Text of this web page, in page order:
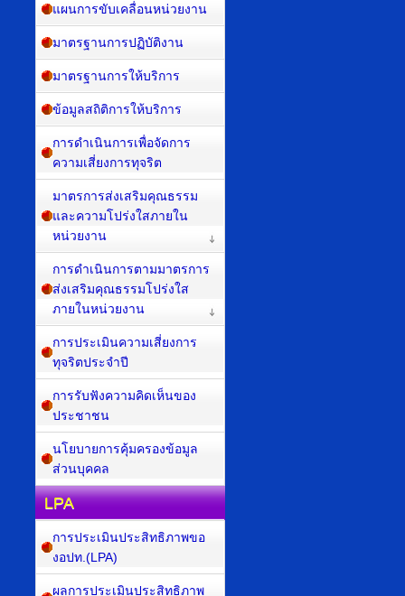
แผนการขับเคลื่อนหน่วยงาน
มาตรฐานการปฏิบัติงาน
มาตรฐานการให้บริการ
ข้อมูลสถิติการให้บริการ
การดำเนินการเพื่อจัดการ
ความเสี่ยงการทุจริต
มาตรการส่งเสริมคุณธรรม
และความโปร่งใสภายใน
หน่วยงาน
การดำเนินการตามมาตรการ
ส่งเสริมคุณธรรมโปร่งใส
ภายในหน่วยงาน
การประเมินความเสี่ยงการ
ทุจริตประจำปี
การรับฟังความคิดเห็นของ
ประชาชน
นโยบายการคุ้มครองข้อมูล
ส่วนบุคคล
LPA
การประเมินประสิทธิภาพขอ
งอปท.(LPA)
ผลการประเมินประสิทธิภาพ